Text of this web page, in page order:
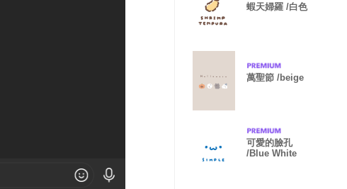
蝦天婦羅 /白色
萬聖節 /beige
可愛的臉孔
/Blue White